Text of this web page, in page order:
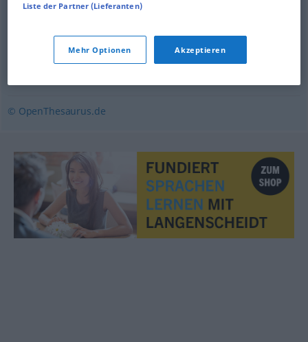
anordnen,systematisieren, arrangieren,anlegen
realisieren,rangieren gliedern,gestalten
© OpenThesaurus.de
Liste der Partner (Lieferanten)
Mehr Optionen Akzeptieren